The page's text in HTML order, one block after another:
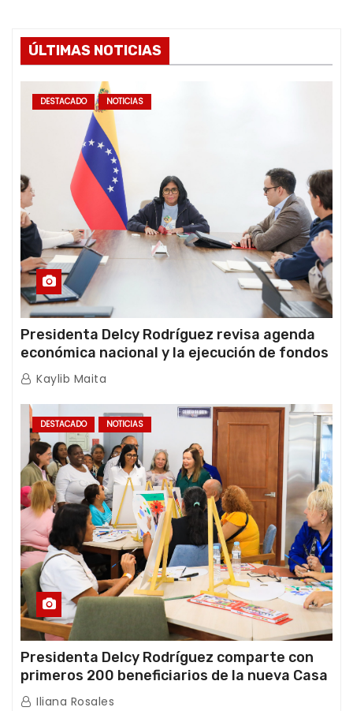
ÚLTIMAS NOTICIAS
DESTACADO NOTICIAS
Presidenta Delcy Rodríguez revisa agenda
económica nacional y la ejecución de fondos
de emergencia post-sismos
Kaylib Maita
DESTACADO NOTICIAS
Presidenta Delcy Rodríguez comparte con
primeros 200 beneficiarios de la nueva Casa
de los Abuelos “La Primavera” en Caracas
Iliana Rosales